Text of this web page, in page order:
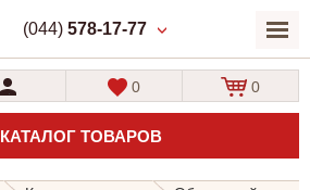
(044) 578-17-77
КАТАЛОГ ТОВАРОВ
0 0